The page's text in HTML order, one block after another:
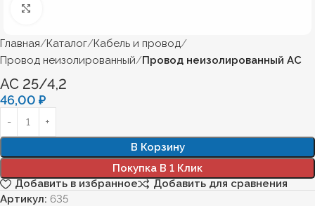
Главная Каталог Кабель и провод
Провод неизолированный
Провод неизолированный АС
АС 25/4,2
46,00 ₽
В Корзину
Покупка В 1 Клик
Добавить в избранное
Добавить для сравнения
Артикул: 635